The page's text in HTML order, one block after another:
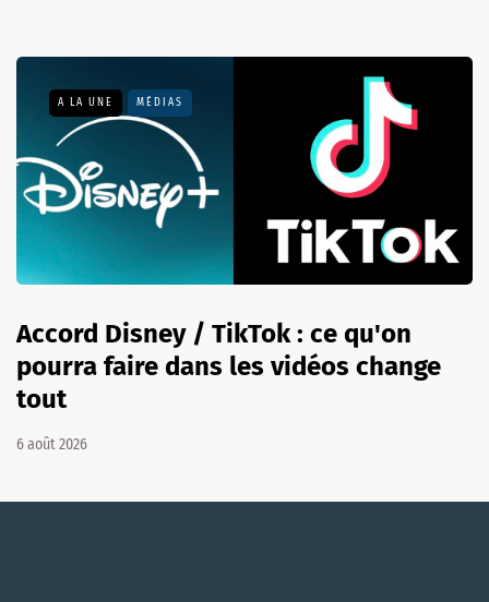
A LA UNE MÉDIAS
Accord Disney / TikTok : ce qu'on
pourra faire dans les vidéos change
tout
6 août 2026